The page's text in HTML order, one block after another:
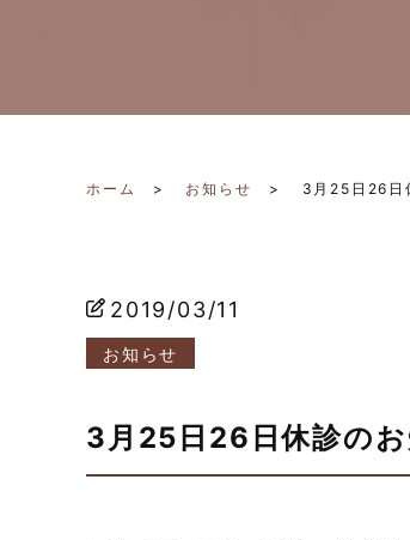
ホーム お知らせ 3月25日26日
2019/03/11
お知らせ
3月25日26日休診の